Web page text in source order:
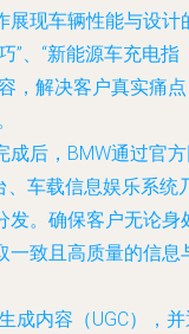
展现车辆性能与设计
”、“新能源车充电指
，解决客户真实痛
成后，BMW通过官
、车载信息娱乐系统
发。确保客户无论身
一致且高质量的信息
成内容（UGC），